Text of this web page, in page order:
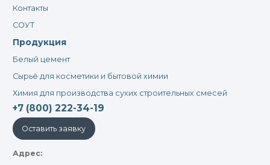
Контакты
СОУТ
Продукция
Белый цемент
Сырьё для косметики и бытовой химии
Химия для производства сухих строительных смесей
+7 (800) 222-34-19
Оставить заявку
Адрес: